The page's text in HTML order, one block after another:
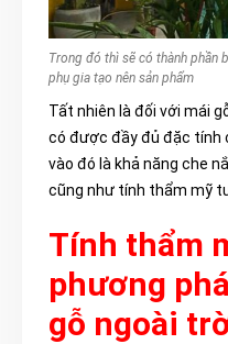
Trong đó thì sẽ có thành phần
phụ gia tạo nên sản phẩm
Tất nhiên là đối với mái
có được đầy đủ đặc tính
vào đó là khả năng che
cũng như tính thẩm mỹ
Tính thẩm
phương
gỗ ngoài